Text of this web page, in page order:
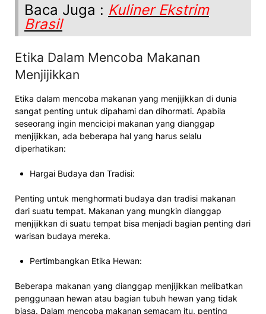
Baca Juga : Kuliner Ekstrim
Brasil
Etika Dalam Mencoba Makanan
Menjijikkan
Etika dalam mencoba makanan yang menjijikkan di dunia
sangat penting untuk dipahami dan dihormati. Apabila
seseorang ingin mencicipi makanan yang dianggap
menjijikkan, ada beberapa hal yang harus selalu
diperhatikan:
Hargai Budaya dan Tradisi:
Penting untuk menghormati budaya dan tradisi makanan
dari suatu tempat. Makanan yang mungkin dianggap
menjijikkan di suatu tempat bisa menjadi bagian penting dari
warisan budaya mereka.
Pertimbangkan Etika Hewan:
Beberapa makanan yang dianggap menjijikkan melibatkan
penggunaan hewan atau bagian tubuh hewan yang tidak
biasa. Dalam mencoba makanan semacam itu, penting